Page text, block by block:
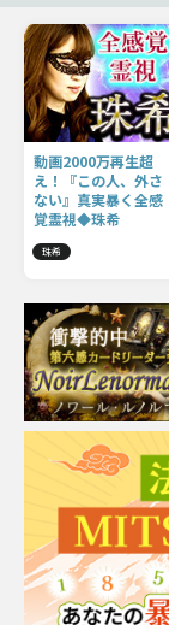
動画2000万再生超
え！『この人、外さ
ない』真実暴く全感
覚霊視◆珠希
珠希